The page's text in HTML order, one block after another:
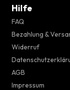
Hilfe
FAQ
Bezahlung &
Widerruf
AGB
Impressum